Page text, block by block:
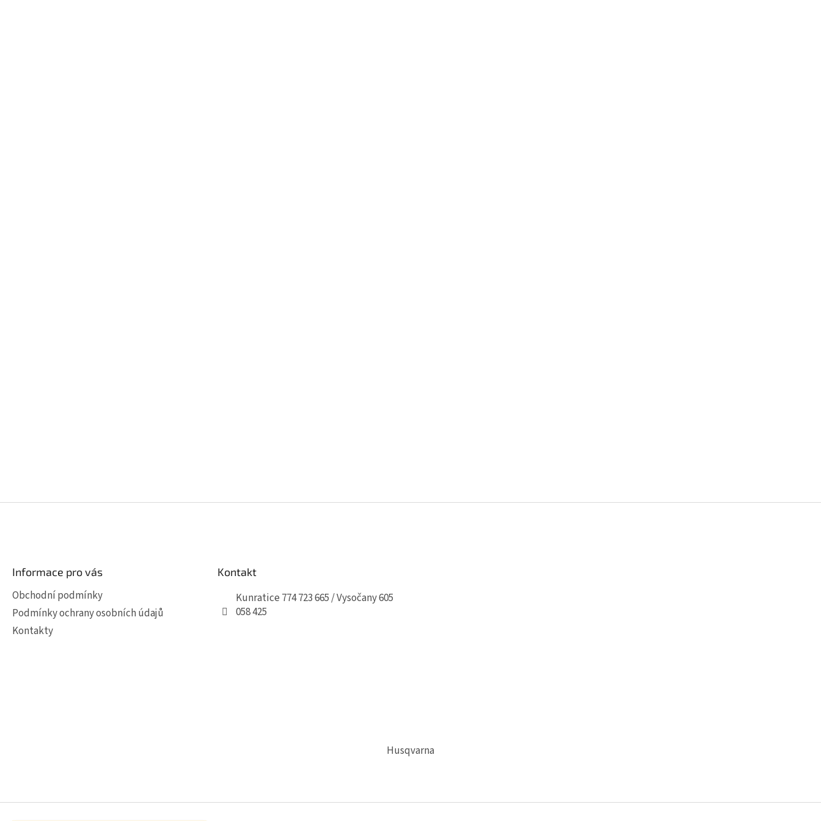
Z
Informace pro vás
Obchodní podmínky
Podmínky ochrany osobních údajů
Kontakty
Kontakt
Kunratice 774 723 665 / Vysočany 605
058 425
Husqvarna